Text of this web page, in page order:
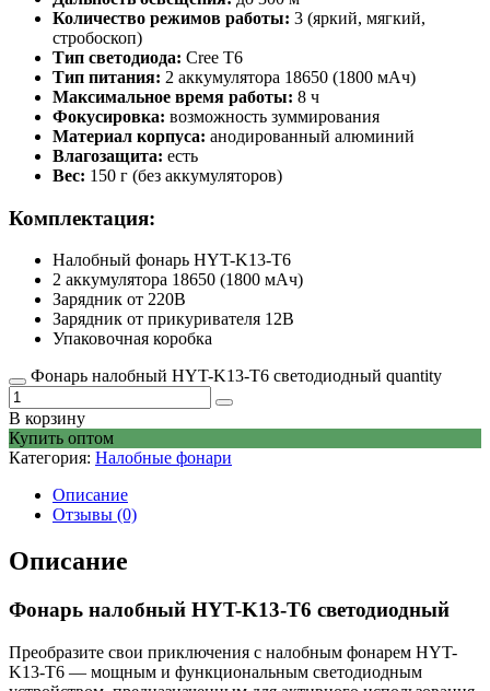
Количество режимов работы: 3 (яркий, мягкий,
стробоскоп)
Тип светодиода: Cree T6
Тип питания: 2 аккумулятора 18650 (1800 мАч)
Максимальное время работы: 8 ч
Фокусировка: возможность зуммирования
Материал корпуса: анодированный алюминий
Влагозащита: есть
Вес: 150 г (без аккумуляторов)
Комплектация:
Налобный фонарь HYT-K13-T6
2 аккумулятора 18650 (1800 мАч)
Зарядник от 220В
Зарядник от прикуривателя 12В
Упаковочная коробка
Фонарь налобный HYT-K13-T6 светодиодный quantity
В корзину
Купить оптом
Категория: Налобные фонари
Описание
Отзывы (0)
Описание
Фонарь налобный HYT-K13-T6 светодиодный
Преобразите свои приключения с налобным фонарем HYT-
K13-T6 — мощным и функциональным светодиодным